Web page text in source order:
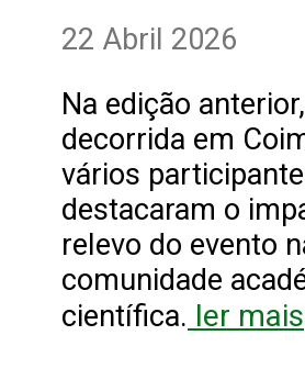
22 Abril 2026
Na edição anterior,
decorrida em
vários
destacaram o
relevo do evento
comunidade
científica. ler mais